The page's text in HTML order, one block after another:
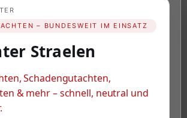
– BUNDESWEIT IM EINSATZ
Straelen
Schadengutachten,
& mehr – schnell, neutral und